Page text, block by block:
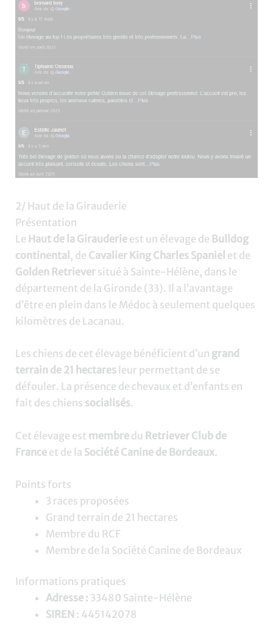
2/ Haut de la Girauderie
Présentation
Le Haut de la Girauderie est un élevage de Bulldog
continental , de Cavalier King Charles Spaniel et de
Golden Retriever situé à Sainte-Hélène, dans le
département de la Gironde (33). Il a l’avantage
d’être en plein dans le Médoc à seulement quelques
kilomètres de Lacanau.
Les chiens de cet élevage bénéficient d’un grand
terrain de 21 hectares leur permettant de se
défouler. La présence de chevaux et d’enfants en
fait des chiens socialisés.
Cet élevage est membre du Retriever Club de
France et de la Société Canine de Bordeaux.
Points forts
3 races proposées
Grand terrain de 21 hectares
Membre du RCF
Membre de la Société Canine de Bordeaux
Informations pratiques
Adresse : 33480 Sainte-Hélène
SIREN : 445142078